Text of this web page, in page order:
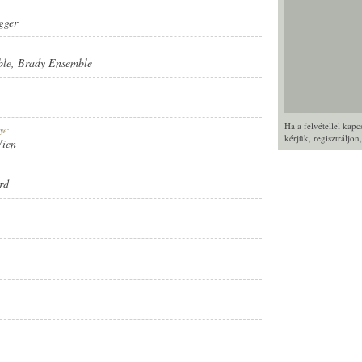
Ha a felvétellel
kérjük, regisztráljon
, Brady Ensemble